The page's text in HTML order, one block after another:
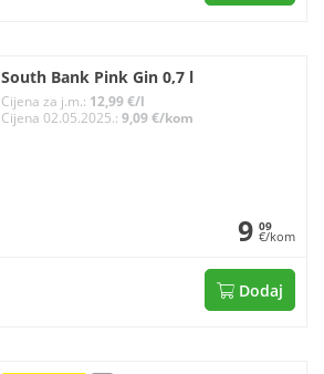
South Bank Pink Gin 0,7 l
Cijena za j.m.: 12,99 €/l
Cijena 02.05.2025.: 9,09 €/kom
9 09
€/kom
Dodaj